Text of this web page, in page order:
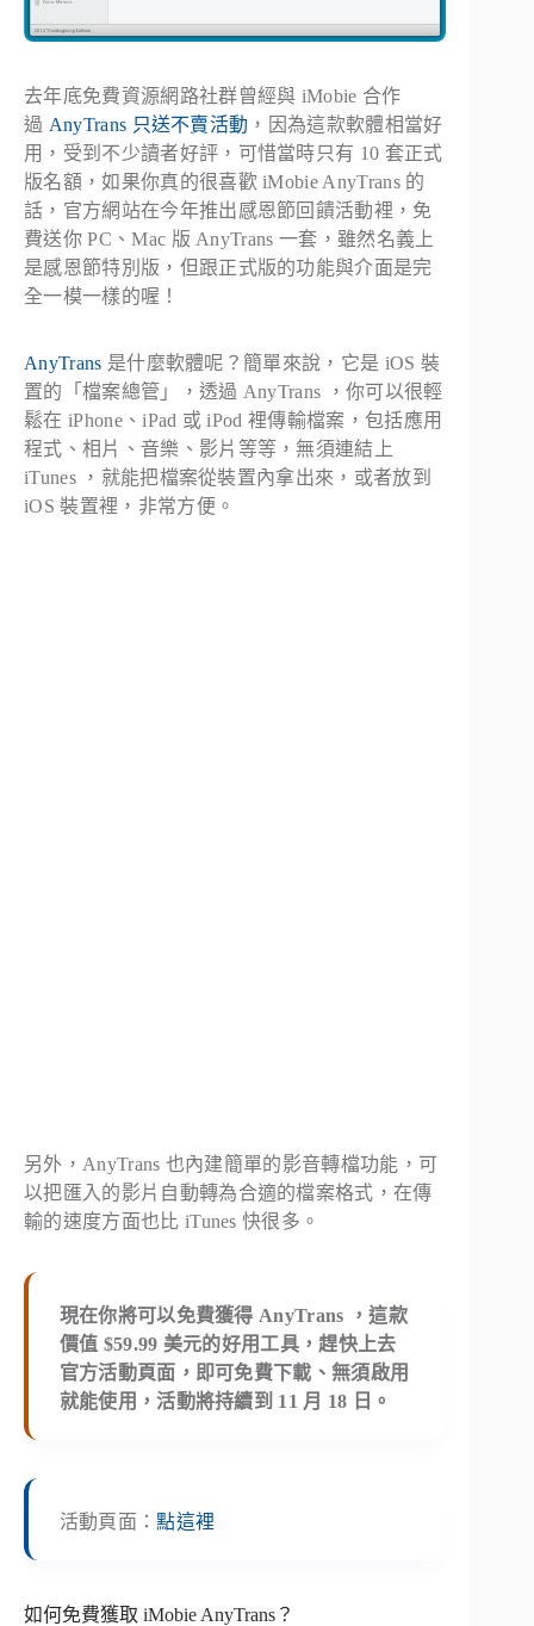
去年底免費資源網路社群曾經與 iMobie 合作
過 AnyTrans 只送不賣活動 ，因為這款軟體相當好
用，受到不少讀者好評，可惜當時只有 10 套正式
版名額，如果你真的很喜歡 iMobie AnyTrans 的
話，官方網站在今年推出感恩節回饋活動裡，免
費送你 PC、Mac 版 AnyTrans 一套，雖然名義上
是感恩節特別版，但跟正式版的功能與介面是完
全一模一樣的喔！
AnyTrans 是什麼軟體呢？簡單來說，它是 iOS 裝
置的「檔案總管」，透過 AnyTrans ，你可以很輕
鬆在 iPhone、iPad 或 iPod 裡傳輸檔案，包括應用
程式、相片、音樂、影片等等，無須連結上
iTunes ，就能把檔案從裝置內拿出來，或者放到
iOS 裝置裡，非常方便。
另外，AnyTrans 也內建簡單的影音轉檔功能，可
以把匯入的影片自動轉為合適的檔案格式，在傳
輸的速度方面也比 iTunes 快很多。
現在你將可以免費獲得 AnyTrans ，這款
價值 $59.99 美元的好用工具，趕快上去
官方活動頁面，即可免費下載、無須啟用
就能使用，活動將持續到 11 月 18 日 。
活動頁面：點這裡
如何免費獲取 iMobie AnyTrans？